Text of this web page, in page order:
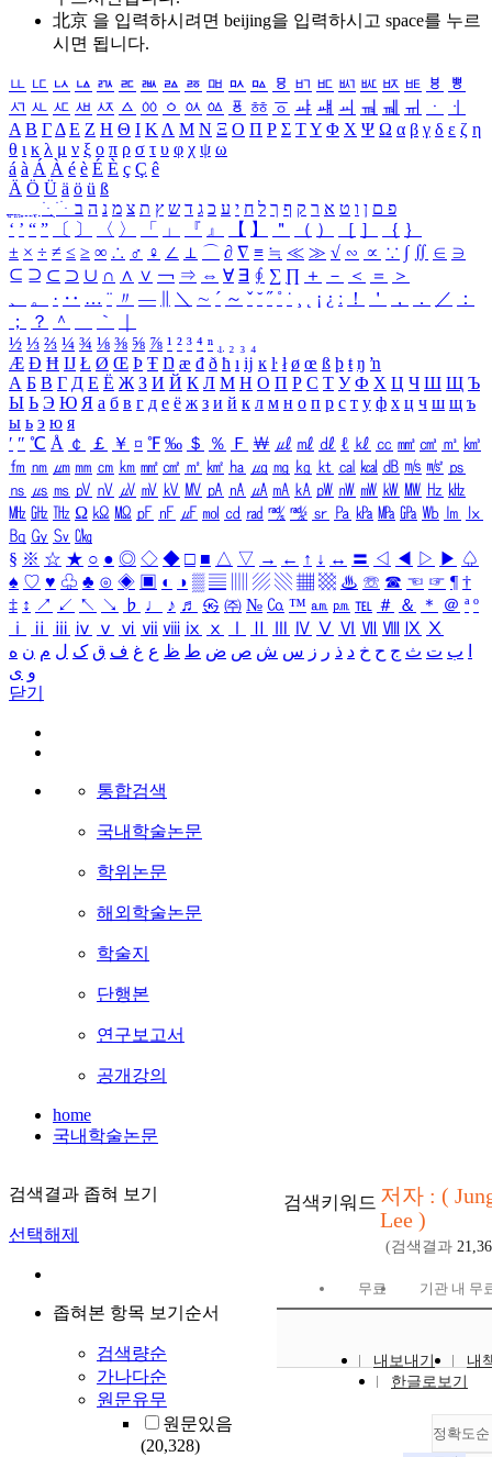
北京 을 입력하시려면 beijing을 입력하시고 space를 누르
시면 됩니다.
ㅥ ㅦ ㅧ ㅨ ㅩ ㅪ ㅫ ㅬ ㅭ ㅮ ㅯ ㅰ ㅱ ㅲ ㅳ ㅴ ㅵ ㅶ ㅷ ㅸ
ㅹ
ㅺ ㅻ ㅼ ㅽ ㅾ ㅿ ㆀ ㆁ ㆂ ㆃ ㆄ ㆅ ㆆ ㆇ ㆈ ㆉ ㆊ ㆋ ㆌ ㆍ
ㆎ
Α Β ΓΔ Ε Ζ Η Θ Ι ΚΛ Μ Ν Ξ Ο Π Ρ Σ ΤΥ Φ Χ Ψ Ω α β γ δ ε ζ η
θ ι κ λ μ ν ξ ο π ρ σ τ υ φ χ ψ ω
á à Á À é è É È ç Ç ê
Ä Ö Ü ä ö ü ß
ִֶֹ ֻּ ׁׂ פ ם ן ו ט א ר ק ף ך ל ח י ע כ ג ד ש ץ ת צ מ נ ה ב
‘ ’ “ ” 〔 〕 〈 〉 「 」 『 』 【 】 ＂ （ ） ［ ］ ｛ ｝
± × ÷ ≠ ≤ ≥ ∞ ∴ ♂ ♀ ∠ ⊥ ⌒ ∂ ∇ ≡ ≒ ≪ ≫ √ ∽ ∝ ∵ ∫ ∬ ∈ ∋
⊆ ⊇ ⊂ ⊃ ∪ ∩ ∧ ∨ ￢ ⇒ ⇔ ∀ ∃ ∮ ∑ ∏ ＋ － ＜ ＝
＞
、
。 · ‥ … ¨ 〃 ― ＼ ∼ ´ ～ ˇ ˘ ˝ ˚ ˙ ¸ ¡ ¿ ː ！ ＇ ， ． ／
：
；
？ ＾ ｀
½ ⅓ ⅔ ¼ ¾ ⅛ ⅜ ⅝ ⅞ ¹ ² ³ ⁴ ⁿ ₁ ₂ ₃ ₄
Æ Ð Ħ Ĳ Ł Ø Œ Þ Ŧ Ŋ æ đ ð ħ ı ĳ ĸ ŀ ł ø œ ß þ ŧ ŋ ŉ
А Б В Г Д Е Ё Ж З И Й К Л М Н О П Р С Т У Ф Х Ц Ч Ш Щ Ъ
Ы Ь Э Ю Я а б в г д е ё ж з и й к л м н о п р с т у ф х ц ч ш щ ъ
ы ь э ю я
′ ″ ℃ Å ￠ ￡ ￥ ¤ ℉ ‰ ＄ ％ Ｆ ￦ ㎕ ㎖ ㎗ ℓ ㎘ ㏄ ㎣ ㎤ ㎥ ㎦
㎙ ㎚ ㎛ ㎜ ㎝ ㎞ ㎟ ㎠ ㎡ ㎢ ㏊ ㎍ ㎎ ㎏ ㏏ ㎈ ㎉ ㏈ ㎧ ㎨ ㎰
㎱ ㎲ ㎳ ㎴ ㎵ ㎶ ㎷ ㎸ ㎹ ㎀ ㎁ ㎂ ㎃ ㎄ ㎺ ㎻ ㎽ ㎾ ㎿ ㎐ ㎑
㎒ ㎓ ㎔ Ω ㏀ ㏁ ㎊ ㎋ ㎌ ㏖ ㏅ ㎭ ㎮ ㎯ ㏛ ㎩ ㎪ ㎫ ㎬ ㏝ ㏐
㏓
㏃ ㏉ ㏜ ㏆
§ ※ ☆ ★ ○ ● ◎ ◇ ◆ □ ■ △ ▽ → ← ↑ ↓ ↔ 〓 ◁ ◀ ▷ ▶ ♤
♠ ♡ ♥ ♧ ♣ ⊙ ◈ ▣ ◐ ◑ ▒ ▤ ▨ ▧ ▦ ▩ ♨ ☏ ☎ ☜ ☞ ¶ †
‡ ↕ ↗ ↙ ↖ ↘ ♭ ♩ ♪ ♬ ㉿ ㈜ № ㏇ ™ ㏂ ㏘ ℡ ＃ ＆ ＊ ＠ ª º
ⅰ
ⅱ ⅲ ⅳ ⅴ ⅵ ⅶ ⅷ ⅸ ⅹ Ⅳ Ⅴ Ⅵ Ⅶ Ⅷ Ⅸ Ⅹ
ب ت ث ج ح خ د ذ ر ز س ش ص ض ط ظ ع غ ف ق ک ل م ن ه
و ی
닫기
통합검색
국내학술논문
학위논문
해외학술논문
학술지
단행본
연구보고서
공개강의
home
국내학술논문
검색결과 좁혀 보기
선택해제
좁혀본 항목 보기순서
검색량순
가나다순
원문유무
원문있음
(20,328)
검색키워드 저자 : (
Lee )
(검색결과
무료 기관 내 무
내보내기
내
한글로보기
정확도순